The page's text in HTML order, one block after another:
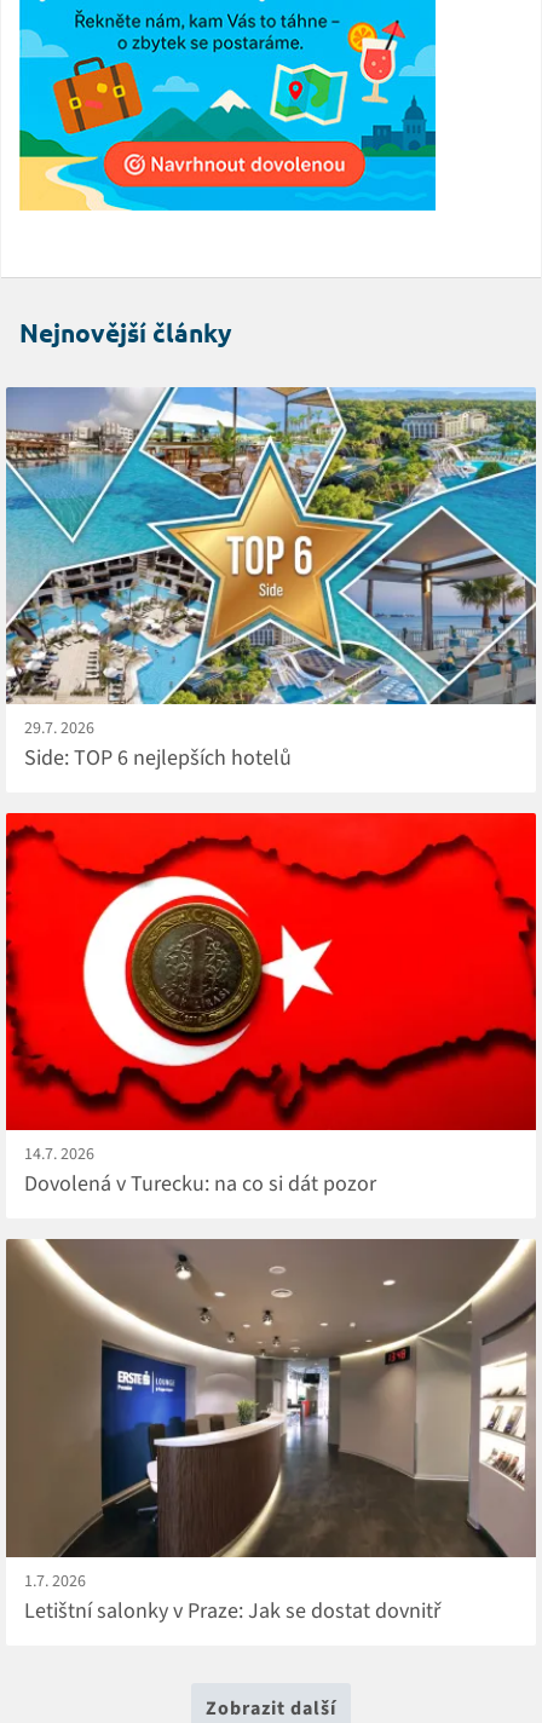
Nejnovější články
29.7. 2026
Side: TOP 6 nejlepších hotelů
14.7. 2026
Dovolená v Turecku: na co si dát pozor
1.7. 2026
Letištní salonky v Praze: Jak se dostat dovnitř
Zobrazit další